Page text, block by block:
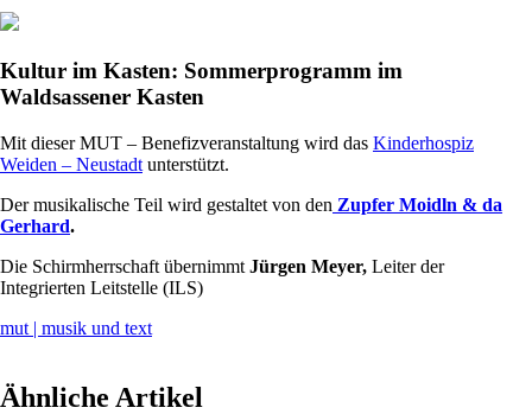
Kultur im Kasten: Sommerprogramm im
Waldsassener Kasten
Mit dieser MUT – Benefizveranstaltung wird das Kinderhospiz
Weiden – Neustadt unterstützt.
Der musikalische Teil wird gestaltet von den Zupfer Moidln & da
Gerhard.
Die Schirmherrschaft übernimmt Jürgen Meyer, Leiter der
Integrierten Leitstelle (ILS)
mut | musik und text
Ähnliche Artikel